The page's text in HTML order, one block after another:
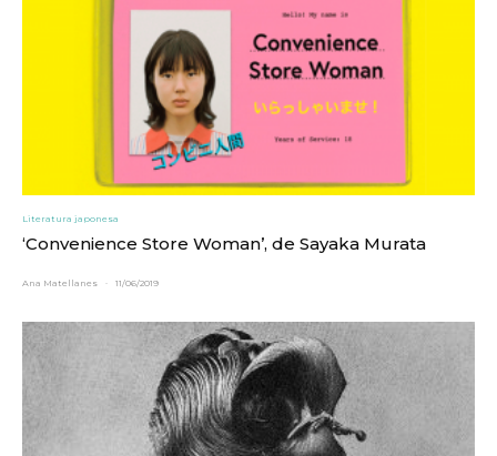
Literatura japonesa
‘Convenience Store Woman’, de Sayaka Murata
Ana Matellanes · 11/06/2019